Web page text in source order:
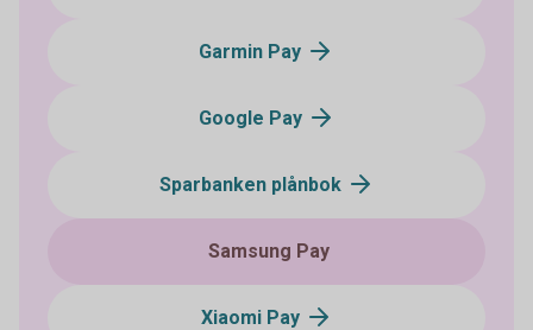
Garmin Pay
Google Pay
Sparbanken plånbok
Samsung Pay
Xiaomi Pay